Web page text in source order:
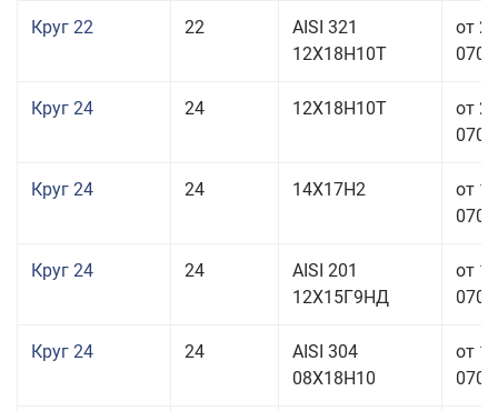
Круг 22 22
AISI 321
12Х18Н10Т
от
Круг 24 24 12Х18Н10Т
от
Круг 24 24 14Х17Н2
от
Круг 24 24
AISI 201
12Х15Г9НД
от
Круг 24 24
AISI 304
08Х18Н10
от